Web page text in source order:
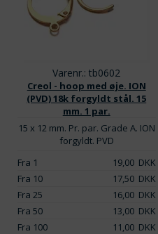
Varenr.: tb0602
Creol - hoop med øje. ION
(PVD) 18k forgyldt stål. 15
mm. 1 par.
15 x 12 mm. Pr. par. Grade A. ION
forgyldt. PVD
Fra 1
19,00DKK
Fra 10
17,50DKK
Fra 25
16,00DKK
Fra 50
13,00DKK
Fra 100
11,00DKK